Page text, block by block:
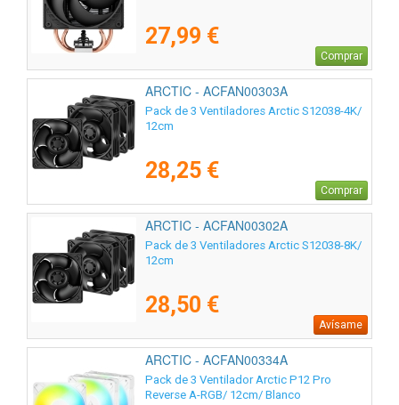
27,99 €
Comprar
ARCTIC - ACFAN00303A
Pack de 3 Ventiladores Arctic S12038-4K/
12cm
28,25 €
Comprar
ARCTIC - ACFAN00302A
Pack de 3 Ventiladores Arctic S12038-8K/
12cm
28,50 €
Avísame
ARCTIC - ACFAN00334A
Pack de 3 Ventilador Arctic P12 Pro
Reverse A-RGB/ 12cm/ Blanco